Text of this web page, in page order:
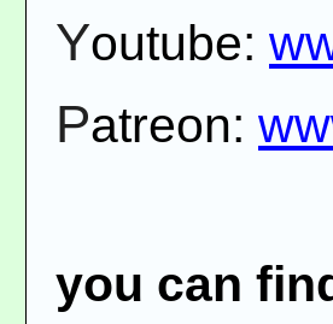
Youtube:
Patreon:
you can